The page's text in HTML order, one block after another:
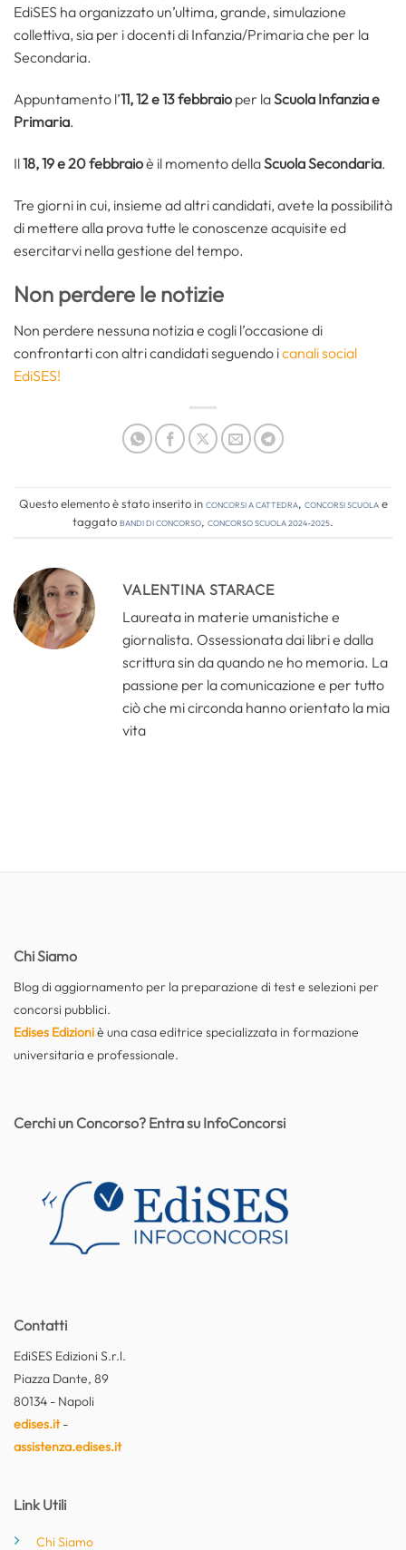
EdiSES ha organizzato un’ultima, grande, simulazione
collettiva, sia per i docenti di Infanzia/Primaria che per la
Secondaria.
Appuntamento l’11, 12 e 13 febbraio per laScuola Infanzia e
Primaria.
Il18, 19 e 20 febbraioè il momento dellaScuola Secondaria.
Tre giorni in cui, insieme ad altri candidati, avete la possibilità
di mettere alla prova tutte le conoscenze acquisite ed
esercitarvi nella gestione del tempo.
Non perdere le notizie
Non perdere nessuna notizia e cogli l’occasione di
confrontarti con altri candidati seguendo icanali social
EdiSES!
Questo elemento è stato inserito inConcorsi a cattedra, Concorsi Scuolae
taggatobandi di concorso, concorso scuola 2024-2025.
VALENTINA STARACE
Laureata in materie umanistiche e
giornalista. Ossessionata dai libri e dalla
scrittura sin da quando ne ho memoria. La
passione per la comunicazione e per tutto
ciò che mi circonda hanno orientato la mia
vita
Chi Siamo
Blog di aggiornamento per la preparazione di test e selezioni per
concorsi pubblici.
Edises Edizioniè una casa editrice specializzata in formazione
universitaria e professionale.
Contatti
EdiSES Edizioni S.r.l.
Piazza Dante, 89
80134 - Napoli
edises.it-
assistenza.edises.it
Link Utili
Chi Siamo
Cerchi un Concorso? Entra su InfoConcorsi